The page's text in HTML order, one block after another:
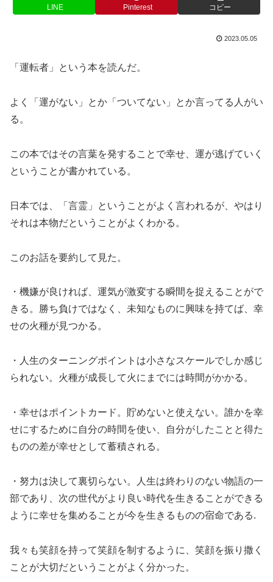
LINE Pinterest コピー
2023.05.05
「運転者」という本を読んだ。
よく「運がない」とか「ついてない」とか言ってる人がい
る。
この本ではその言葉を発することで幸せ、運が逃げていく
ということが書かれている。
日本では、「言霊」ということがよく言われるが、やはり
それは本物だということがよくわかる。
このお話を要約して見た。
・機嫌が良ければ、運気が激変する瞬間を捉えることがで
きる。勝ち負けではなく、未知なものに興味を持てば、幸
せの火種が見つかる。
・人生のターニングポイントは小さなスケールでしか感じ
られない。火種が成長して火にまでには時間がかかる。
・幸せはポイントカード。貯めないと使えない。誰かを幸
せにするために自分の時間を使い、自分がしたことと得た
ものの差が幸せとして蓄積される。
・努力は決し​​て裏切らない。人生は終わりのない物語の一
部であり、次の世代がより良い時代を生きることができる
ように幸せを集めることが今を生きるものの宿命である.
我々も笑顔を持って笑顔を制するように、笑顔を振り撒く
ことが大切だということがよく分かった。